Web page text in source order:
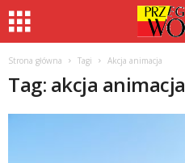
Strona główna Tagi Akcja animacja
Tag: akcja animacja